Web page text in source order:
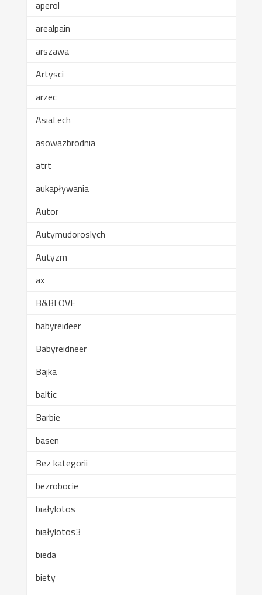
aperol
arealpain
arszawa
Artysci
arzec
AsiaLech
asowazbrodnia
atrt
aukapływania
Autor
Autymudoroslych
Autyzm
ax
B&BLOVE
babyreideer
Babyreidneer
Bajka
baltic
Barbie
basen
Bez kategorii
bezrobocie
białylotos
białylotos3
bieda
biety